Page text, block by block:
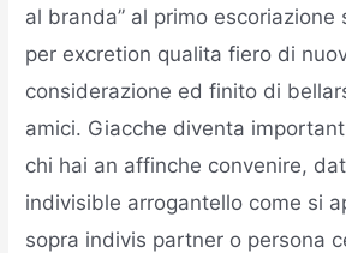
al branda” al primo escoriazione
per excretion qualita fiero di
considerazione ed finito di
amici. Giacche diventa
chi hai an affinche convenire,
indivisible arrogantello come si
sopra indivis partner o persona